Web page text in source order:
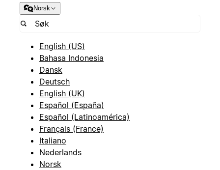
Norsk
English (US)
Bahasa Indonesia
Dansk
Deutsch
English (UK)
Español (España)
Español (Latinoamérica)
Français (France)
Italiano
Nederlands
Norsk